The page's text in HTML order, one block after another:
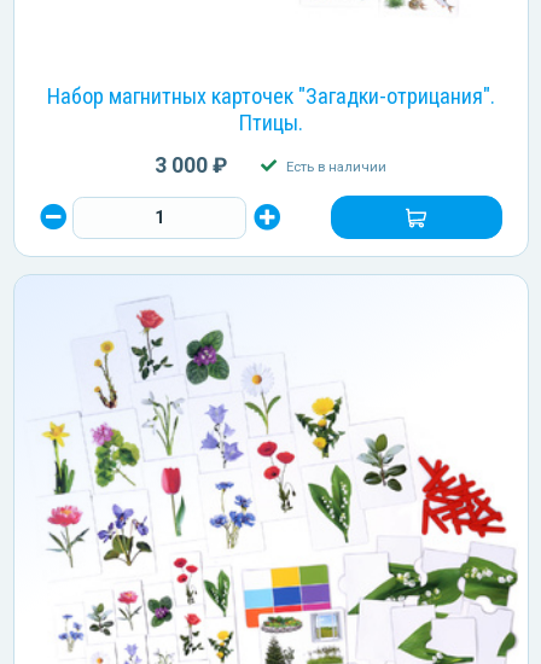
Набор магнитных карточек "Загадки-отрицания".
Птицы.
3 000 ₽ Есть в наличии